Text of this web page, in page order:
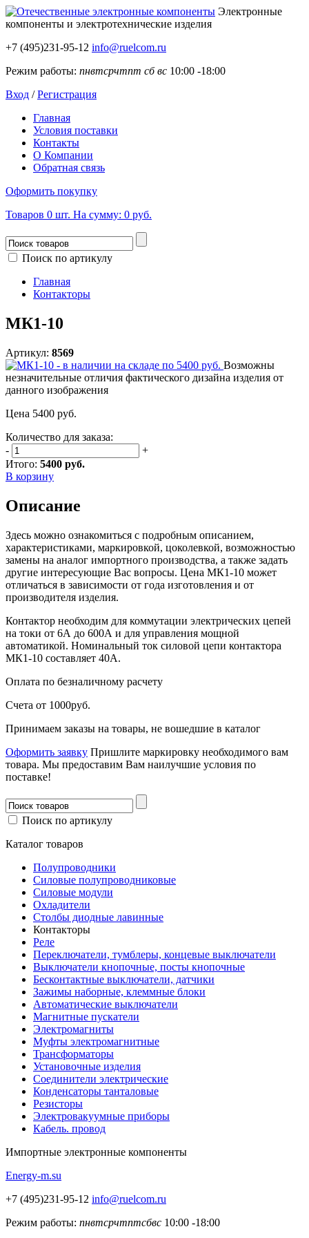
Электронные
компоненты и электротехнические изделия
+7 (495)231-95-12 info@ruelcom.ru
Режим работы: пнвтсрчтпт сб вс 10:00 -18:00
Вход /Регистрация
Главная
Условия поставки
Контакты
О Компании
Обратная связь
Оформить покупку
Товаров 0 шт. На сумму: 0 руб.
Поиск по артикулу
Главная
Контакторы
МК1-10
Артикул: 8569
Возможны
незначительные отличия фактического дизайна изделия от
данного изображения
Цена 5400 руб.
Количество для заказа:
-
+
Итого: 5400 руб.
В корзину
Описание
Здесь можно ознакомиться с подробным описанием,
характеристиками, маркировкой, цоколевкой, возможностью
замены на аналог импортного производства, а также задать
другие интересующие Вас вопросы. Цена МК1-10 может
отличаться в зависимости от года изготовления и от
производителя изделия.
Контактор необходим для коммутации электрических цепей
на токи от 6А до 600А и для управления мощной
автоматикой. Номинальный ток силовой цепи контактора
МК1-10 составляет 40А.
Оплата по безналичному расчету
Счета от 1000руб.
Принимаем заказы на товары, не вошедшие в каталог
Оформить заявку Пришлите маркировку необходимого вам
товара. Мы предоставим Вам наилучшие условия по
поставке!
Поиск по артикулу
Каталог товаров
Полупроводники
Силовые полупроводниковые
Силовые модули
Охладители
Столбы диодные лавинные
Контакторы
Реле
Переключатели, тумблеры, концевые выключатели
Выключатели кнопочные, посты кнопочные
Бесконтактные выключатели, датчики
Зажимы наборные, клеммные блоки
Автоматические выключатели
Магнитные пускатели
Электромагниты
Муфты электромагнитные
Трансформаторы
Установочные изделия
Соединители электрические
Конденсаторы танталовые
Резисторы
Электровакуумные приборы
Кабель. провод
Импортные электронные компоненты
Energy-m.su
+7 (495)231-95-12 info@ruelcom.ru
Режим работы: пнвтсрчтптсбвс 10:00 -18:00